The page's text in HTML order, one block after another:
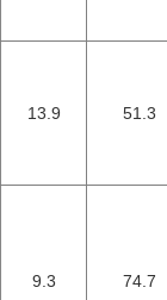
13.9 51.3
9.3 74.7